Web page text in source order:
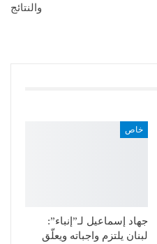
والنتائج
خاص
جهاد إسماعيل لـ”إنباء”:
لبنان يلتزم واجباته ويعلّق